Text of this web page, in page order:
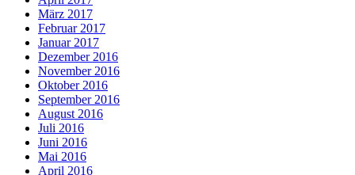
März 2017
Februar 2017
Januar 2017
Dezember 2016
November 2016
Oktober 2016
September 2016
August 2016
Juli 2016
Juni 2016
Mai 2016
April 2016